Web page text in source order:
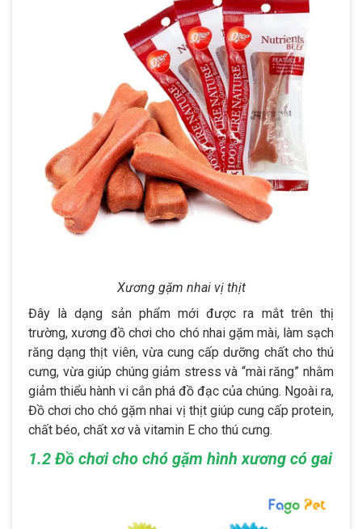
Xương gặm nhai vị thịt
Đây là dạng sản phẩm mới được ra mắt trên thị
trường, xương đồ chơi cho chó nhai gặm mài, làm sạch
răng dạng thịt viên, vừa cung cấp dưỡng chất cho thú
cưng, vừa giúp chúng giảm stress và “mài răng” nhằm
giảm thiểu hành vi cắn phá đồ đạc của chúng. Ngoài ra,
Đồ chơi cho chó gặm nhai vị thịt giúp cung cấp protein,
chất béo, chất xơ và vitamin E cho thú cưng.
1.2 Đồ chơi cho chó gặm hình xương có gai